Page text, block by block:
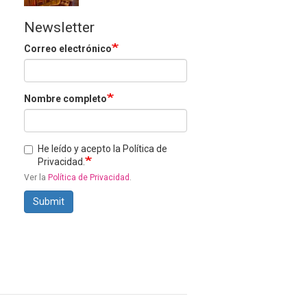
Newsletter
Correo electrónico
Nombre completo
He leído y acepto la Política de
Privacidad.
Ver la Política de Privacidad .
Submit